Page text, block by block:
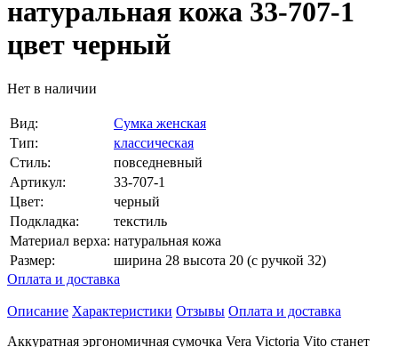
натуральная кожа 33-707-1
цвет черный
Нет в наличии
Вид:
Сумка женская
Тип:
классическая
Стиль:
повседневный
Артикул:
33-707-1
Цвет:
черный
Подкладка:
текстиль
Материал верха: натуральная кожа
Размер:
ширина 28 высота 20 (с ручкой 32)
Оплата и доставка
Описание Характеристики Отзывы Оплата и доставка
Аккуратная эргономичная сумочка Vera Victoria Vito станет